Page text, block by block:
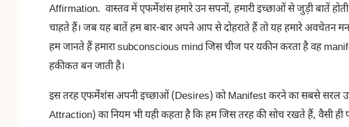
Affirmation. वास्तव में एफर्मेशंस हमारे उन सपनों, हमारी इच्छाओं से जुड़ी बातें
चाहते हैं। जब यह बातें हम बार-बार अपने आप से दोहराते हैं तो यह हमारे अवचेतन
हम जानते हैं हमारा subconscious mind जिस चीज पर यकीन करता है वह
हकीकत बन जाती है।
इस तरह एफर्मेशंस अपनी इच्छाओं (Desires) को Manifest करने का सबसे सरल
Attraction) का नियम भी यही कहता है कि हम जिस तरह की सोच रखते हैं, वैसी ही